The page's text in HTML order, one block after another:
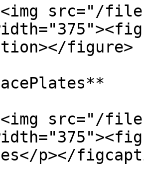
src="/
figure>
src="/files/
p></